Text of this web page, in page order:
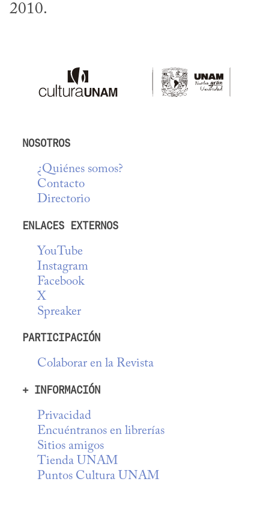
2010.
NOSOTROS
¿Quiénes somos?
Contacto
Directorio
ENLACES EXTERNOS
YouTube
Instagram
Facebook
X
Spreaker
PARTICIPACIÓN
Colaborar en la Revista
+ INFORMACIÓN
Privacidad
Encuéntranos en librerías
Sitios amigos
Tienda UNAM
Puntos Cultura UNAM